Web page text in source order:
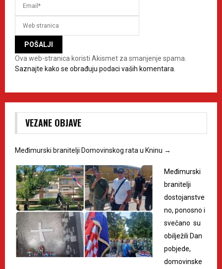
Ova web-stranica koristi Akismet za smanjenje spama.
Saznajte kako se obrađuju podaci vaših komentara.
VEZANE OBJAVE
Međimurski branitelji Domovinskog rata u Kninu →
Međimurski
branitelji
dostojanstve
no, ponosno i
svečano su
obilježili Dan
pobjede,
domovinske